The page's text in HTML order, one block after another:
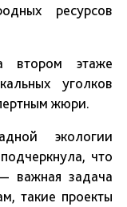
ресурсов
втором этаже
уголков
жюри.
экологии
что
важная задача
такие проекты